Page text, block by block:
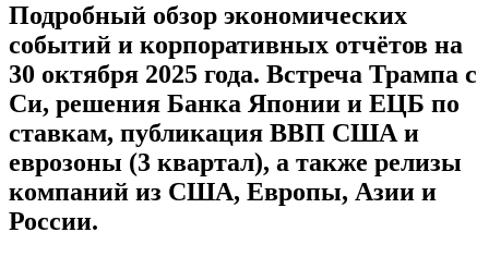
Подробный обзор экономических
событий и корпоративных отчётов на
30 октября 2025 года. Встреча Трампа с
Си, решения Банка Японии и ЕЦБ по
ставкам, публикация ВВП США и
еврозоны (3 квартал), а также релизы
компаний из США, Европы, Азии и
России.